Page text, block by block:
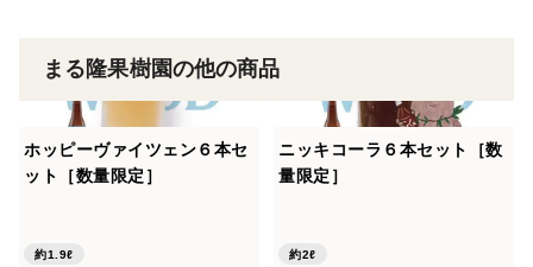
す。
いします。
まる隆果樹園の他の商品
ホッピーヴァイツェン６本セ
ット［数量限定］
約1.9ℓ
ニッキコーラ６本セット［数
量限定］
約2ℓ